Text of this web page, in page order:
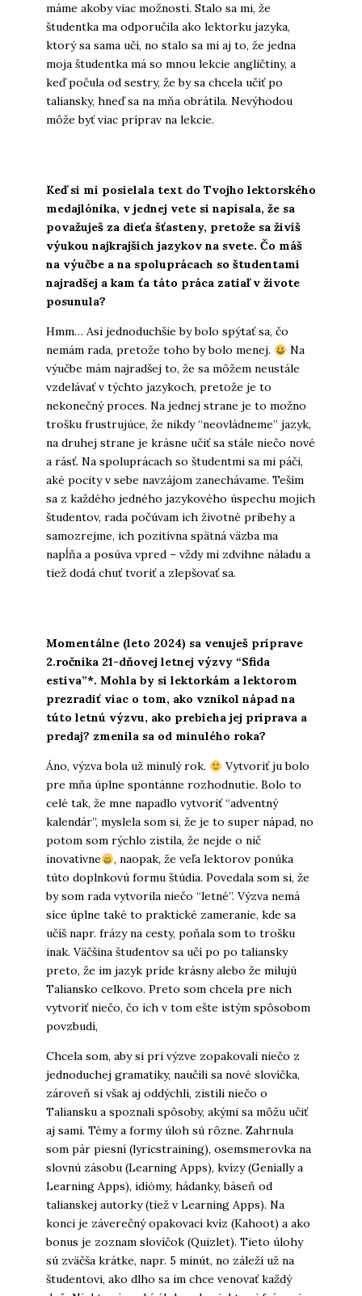
máme akoby viac možností. Stalo sa mi, že
študentka ma odporučila ako lektorku jazyka,
ktorý sa sama učí, no stalo sa mi aj to, že jedna
moja študentka má so mnou lekcie angličtiny, a
keď počula od sestry, že by sa chcela učiť po
taliansky, hneď sa na mňa obrátila. Nevýhodou
môže byť viac príprav na lekcie.
Keď si mi posielala text do Tvojho lektorského
medajlónika, v jednej vete si napísala, že sa
považuješ za dieťa šťasteny, pretože sa živíš
výukou najkrajších jazykov na svete. Čo máš
na výučbe a na spoluprácach so študentami
najradšej a kam ťa táto práca zatiaľ v živote
posunula?
Hmm… Asi jednoduchšie by bolo spýtať sa, čo
nemám rada, pretože toho by bolo menej.
Na
výučbe mám najradšej to, že sa môžem neustále
vzdelávať v týchto jazykoch, pretože je to
nekonečný proces. Na jednej strane je to možno
trošku frustrujúce, že nikdy “neovládneme” jazyk,
na druhej strane je krásne učiť sa stále niečo nové
a rásť. Na spoluprácach so študentmi sa mi páči,
aké pocity v sebe navzájom zanechávame. Teším
sa z každého jedného jazykového úspechu mojich
študentov, rada počúvam ich životné príbehy a
samozrejme, ich pozitívna spätná väzba ma
napĺňa a posúva vpred – vždy mi zdvihne náladu a
tiež dodá chuť tvoriť a zlepšovať sa.
Momentálne (leto 2024) sa venuješ príprave
2.ročníka 21-dňovej letnej výzvy “Sfida
estiva”*. Mohla by si lektorkám a lektorom
prezradiť viac o tom, ako vznikol nápad na
túto letnú výzvu, ako prebieha jej príprava a
predaj? zmenila sa od minulého roka?
Áno, výzva bola už minulý rok.
Vytvoriť ju bolo
pre mňa úplne spontánne rozhodnutie. Bolo to
celé tak, že mne napadlo vytvoriť “adventný
kalendár”, myslela som si, že je to super nápad, no
potom som rýchlo zistila, že nejde o nič
inovatívne
, naopak, že veľa lektorov ponúka
túto doplnkovú formu štúdia. Povedala som si, že
by som rada vytvorila niečo “letné”. Výzva nemá
síce úplne také to praktické zameranie, kde sa
učíš napr. frázy na cesty, poňala som to trošku
inak. Väčšina študentov sa učí po po taliansky
preto, že im jazyk príde krásny alebo že milujú
Taliansko celkovo. Preto som chcela pre nich
vytvoriť niečo, čo ich v tom ešte istým spôsobom
povzbudí,
Chcela som, aby si pri výzve zopakovali niečo z
jednoduchej gramatiky, naučili sa nové slovíčka,
zároveň si však aj oddýchli, zistili niečo o
Taliansku a spoznali spôsoby, akými sa môžu učiť
aj sami. Témy a formy úloh sú rôzne. Zahrnula
som pár piesní (lyricstraining), osemsmerovka na
slovnú zásobu (Learning Apps), kvízy (Genially a
Learning Apps), idiómy, hádanky, báseň od
talianskej autorky (tiež v Learning Apps). Na
konci je záverečný opakovací kvíz (Kahoot) a ako
bonus je zoznam slovíčok (Quizlet). Tieto úlohy
sú zväčša krátke, napr. 5 minút, no záleží už na
študentovi, ako dlho sa im chce venovať každý